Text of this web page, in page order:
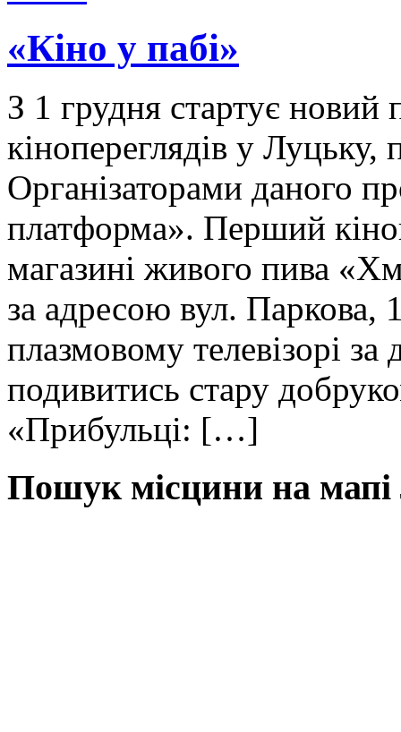
«Кіно у пабі»
З 1 грудня стартує новий
кінопереглядів у Луцьку,
Організаторами даного
платформа». Перший
магазині живого пива
за адресою вул.
плазмовому телевізорі
подивитись стару
«Прибульці: […]
Пошук місцини на